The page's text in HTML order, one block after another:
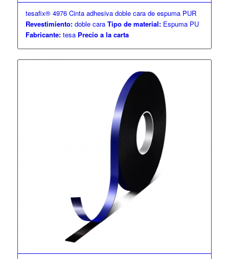
tesafix® 4976 Cinta adhesiva doble cara de espuma PUR
Revestimiento:doble cara Tipo de material:Espuma PU
Fabricante:tesa Precio a la carta